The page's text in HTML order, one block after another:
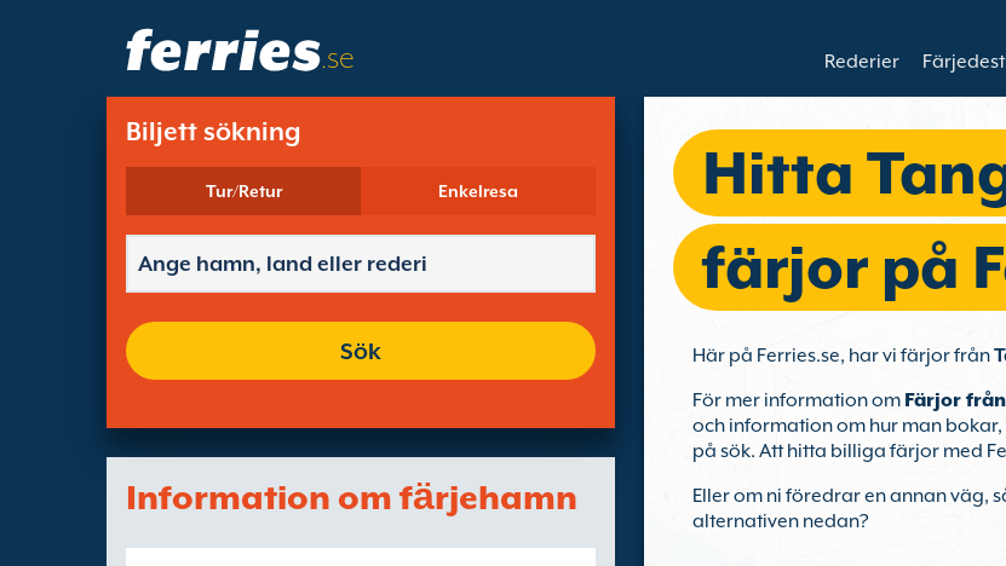
.se Rederier
Biljett sökning
Tur/Retur Enkelresa
Sök
Information om fӓrjehamn
Hitta
färjor på
Här på Ferries.se, har vi färjor från
För mer information om Färjor
och information om hur man
på sök. Att hitta billiga färjor med
Eller om ni föredrar en annan väg,
alternativen nedan?